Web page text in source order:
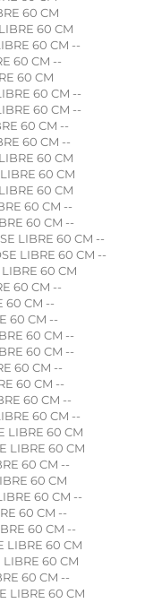
60 CM
60 CM
60 CM --
60 CM --
60 CM
60 CM --
60 CM --
60 CM --
60 CM --
60 CM
60 CM
60 CM
60 CM --
60 CM --
LIBRE 60 CM --
LIBRE 60 CM --
60 CM
60 CM --
60 CM --
60 CM --
60 CM --
60 CM --
60 CM --
60 CM --
60 CM --
60 CM --
LIBRE 60 CM
LIBRE 60 CM
60 CM --
60 CM
60 CM --
60 CM --
60 CM --
LIBRE 60 CM
LIBRE 60 CM
60 CM --
LIBRE 60 CM